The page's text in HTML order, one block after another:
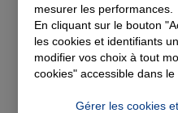
mesurer les performances.
En cliquant sur le bouton
les cookies et identifiants
modifier vos choix à tout
cookies" accessible dans le
Gérer les cookies